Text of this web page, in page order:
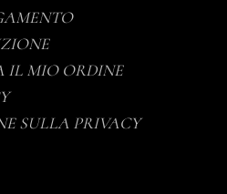
IL MIO ORDINE
SULLA PRIVACY